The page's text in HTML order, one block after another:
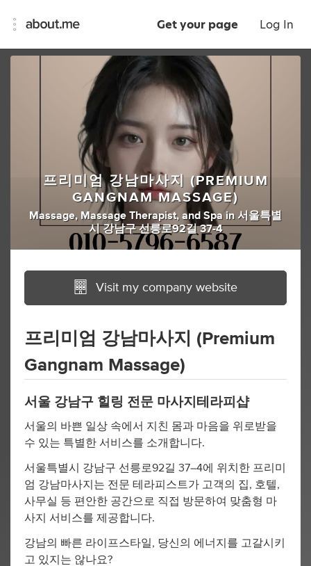
Get your page Log In
프리미엄 강남마사지 (PREMIUM
GANGNAM MASSAGE)
Massage, Massage Therapist, and Spa in서울특별
시 강남구 선릉로92길 37-4
Visit my company website
프리미엄 강남마사지 (Premium
Gangnam Massage)
서울 강남구 힐링 전문 마사지테라피샵
서울의 바쁜 일상 속에서 지친 몸과 마음을 위로받을
수 있는 특별한 서비스를 소개합니다.
서울특별시 강남구 선릉로92길 37–4에 위치한 프리미
엄 강남마사지는 전문 테라피스트가 고객의 집, 호텔,
사무실 등 편안한 공간으로 직접 방문하여 맞춤형 마
사지 서비스를 제공합니다.
강남의 빠른 라이프스타일, 당신의 에너지를 고갈시키
고 있지는 않나요?